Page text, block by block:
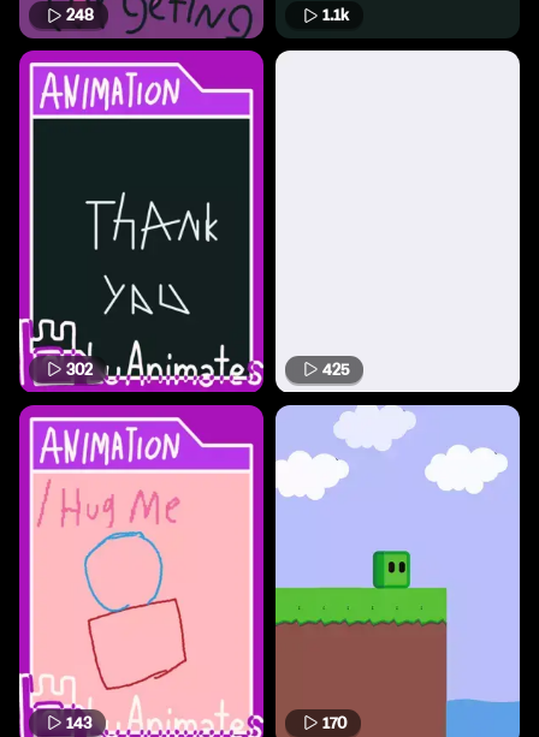
248 1.1k
302 425
143 170